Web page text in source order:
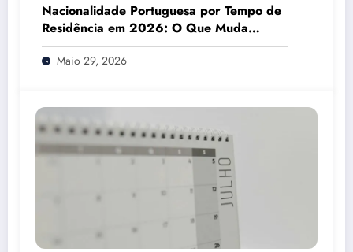
Nacionalidade Portuguesa por Tempo de
Residência em 2026: O Que Muda
Mesmo
Maio 29, 2026